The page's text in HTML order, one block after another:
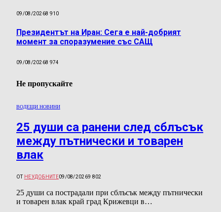
09/08/20268 910
Президентът на Иран: Сега е най-добрият
момент за споразумение със САЩ
09/08/20268 974
Не пропускайте
ВОДЕЩИ НОВИНИ
25 души са ранени след сблъсък
между пътнически и товарен
влак
ОТ НЕУДОБНИТЕ09/08/20269 802
25 души са пострадали при сблъсък между пътнически
и товарен влак край град Крижевци в…